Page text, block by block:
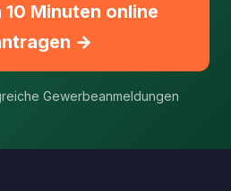
10 Minuten online
→
Gewerbeanmeldungen